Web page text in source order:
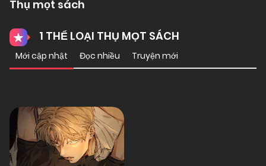
Thụ mọt sách
1 THỂ LOẠI THỤ MỌT SÁCH
Mới cập nhật Đọc nhiều Truyện mới